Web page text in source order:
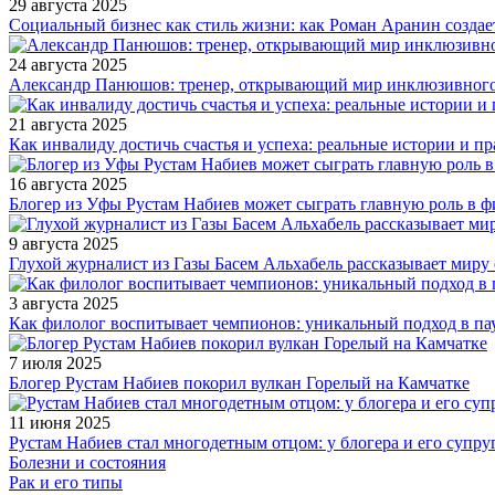
29 августа 2025
Социальный бизнес как стиль жизни: как Роман Аранин
24 августа 2025
Александр Панюшов: тренер, открывающий мир
21 августа 2025
Как инвалиду достичь счастья и успеха: реальные истории и
16 августа 2025
Блогер из Уфы Рустам Набиев может сыграть главную роль в
9 августа 2025
Глухой журналист из Газы Басем Альхабель рассказывает
3 августа 2025
Как филолог воспитывает чемпионов: уникальный подход в
7 июля 2025
Блогер Рустам Набиев покорил вулкан Горелый на Камчатке
11 июня 2025
Рустам Набиев стал многодетным отцом: у блогера и его
Болезни и состояния
Рак и его типы